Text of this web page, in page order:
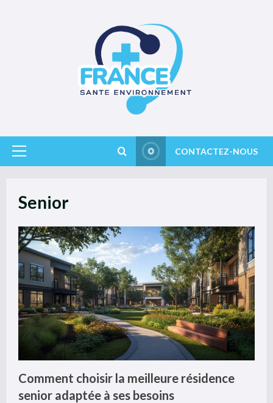
Primary
CONTACTEZ-NOUS
Senior
Comment choisir la meilleure résidence
senior adaptée à ses besoins